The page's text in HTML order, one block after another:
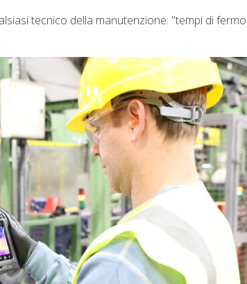
tecnico della manutenzione: "tempi di